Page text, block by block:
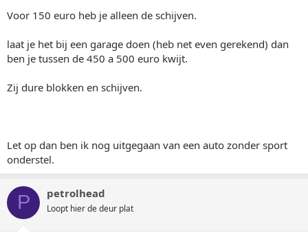
Voor 150 euro heb je alleen de schijven.
laat je het bij een garage doen (heb net even gerekend) dan
ben je tussen de 450 a 500 euro kwijt.
Zij dure blokken en schijven.
Let op dan ben ik nog uitgegaan van een auto zonder sport
onderstel.
P petrolhead
Loopt hier de deur plat